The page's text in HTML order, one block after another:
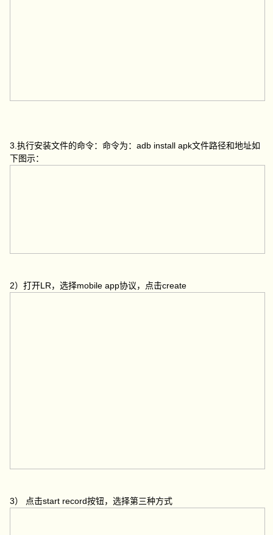
3.执行安装文件的命令：命令为：adb install apk文件路径和地址如
下图示：
2）打开LR，选择mobile app协议，点击create
3） 点击start record按钮，选择第三种方式